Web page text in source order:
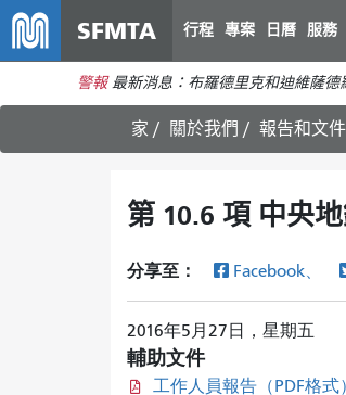
SFMTA 行程 專案 日曆 服務
警報 最新消息：布羅德里克和迪維薩
家 關於我們 報告和文件
第 10.6 項 中央
分享至： Facebook、
2016年5月27日，星期五
輔助文件
工作人員報告（PDF格式）